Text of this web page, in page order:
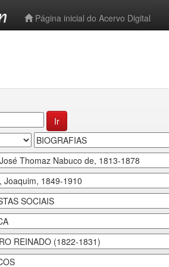
Página inicial do Acervo Digital